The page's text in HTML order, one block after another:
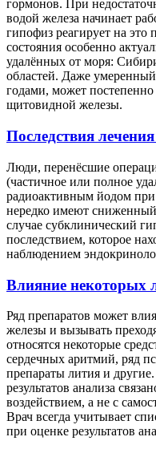
гормонов. При
водой железа начинает
гипофиз реагирует на
состояния особенно
удалённых от моря:
областей. Даже
годами, может
щитовидной железы.
Последствия
Люди, перенёсшие
(частичное или полное
радиоактивным йодом при
нередко имеют
случае субклинический
последствием, которое
наблюдением
Влияние некоторых
Ряд препаратов может
железы и вызывать
относятся некоторые
сердечных аритмий, ряд
препараты лития и
результатов анализа
воздействием, а не с
Врач всегда учитывает
при оценке результатов